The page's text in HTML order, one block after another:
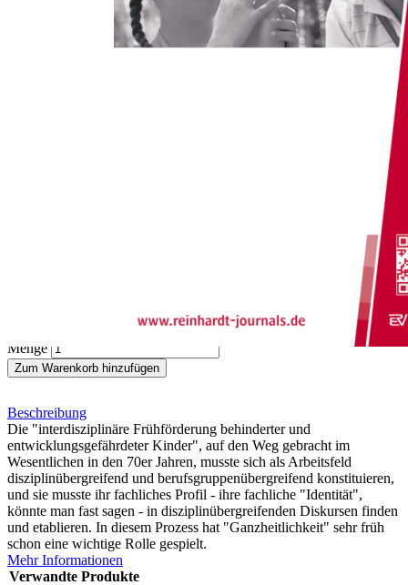
Menge
Zum Warenkorb hinzufügen
Beschreibung
Die "interdisziplinäre Frühförderung behinderter und
entwicklungsgefährdeter Kinder", auf den Weg gebracht im
Wesentlichen in den 70er Jahren, musste sich als Arbeitsfeld
disziplinübergreifend und berufsgruppenübergreifend konstituieren,
und sie musste ihr fachliches Profil - ihre fachliche "Identität",
könnte man fast sagen - in disziplinübergreifenden Diskursen finden
und etablieren. In diesem Prozess hat "Ganzheitlichkeit" sehr früh
schon eine wichtige Rolle gespielt.
Mehr Informationen
Verwandte Produkte